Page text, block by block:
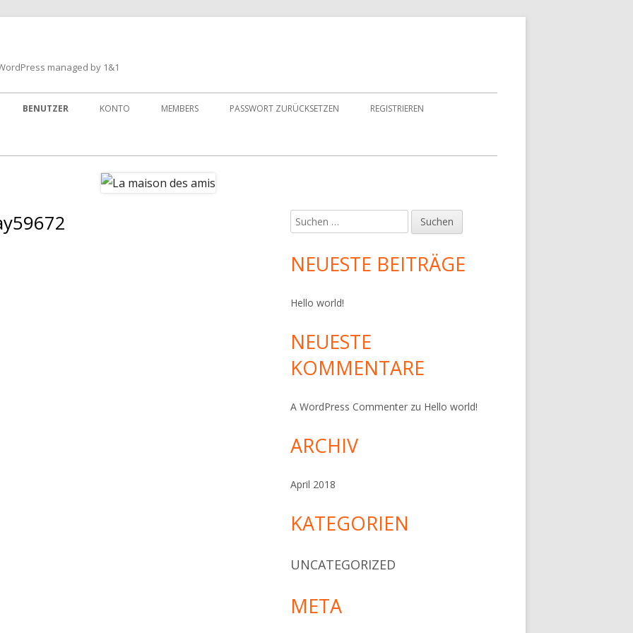
managed by 1&1
BENUTZER KONTO MEMBERS PASSWORT ZURÜCKSETZEN REGISTRIEREN
Haupt-
Seitenleiste
Suchen
nach:
NEUESTE BEITRÄGE
Hello world!
NEUESTE
KOMMENTARE
A WordPress Commenter zu Hello world!
ARCHIV
April 2018
KATEGORIEN
UNCATEGORIZED
META